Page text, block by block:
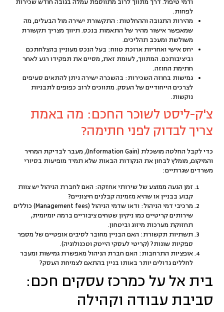
ודמי טיפול. דרך מתווך לרוב מתווספת עמלה בגובה חודש שכירות
לפחות.
מהירות התגובה וההחלטות: התקשורת ישירה מול הבעלים, מה
שמאפשר אישור מהיר של התאמות בנכס. תיווך מצריך תקשורת
משולשת ומעכב תהליכים.
יחס אישי ואחריות ארוכת טווח: בעל הנכס מעוניין בהצלחתכם
וביציבותכם. המתווך, לעומת זאת, מסיים את תפקידו רגע לאחר
חתימת החוזה.
גמישות בחוזה השכירות: בהשכרה ישירה ניתן להתאים סעיפים
לצרכים הייחודיים של העסק. מתווכים לרוב כפופים לתבניות
נוקשות.
צ'ק-ליסט לשוכר החכם: מה באמת
צריך לבדוק לפני חתימה?
כדי לקבל החלטה מושכלת (Information Gain), מעבר לבדיקת המחיר
והמיקום, מומלץ לבחון את הנקודות הבאות שלא תמיד מופיעות בסיורי
משרדים שגרתיים:
זמן הגעה ממוצע של שירותי אחזקה: האם לחברת הניהול יש צוות
קבוע בבניין או שהיא מזמינה קבלנים חיצוניים?
מרכיבי דמי הניהול:
ודאו שדמי הניהול (Management fees) כוללים
שירותים קריטיים כמו ניקיון שטחים ציבוריים ברמה יומיומית,
תחזוקת מערכות מיזוג וביטחון.
תשתיות תקשורת: האם הבניין מחובר לסיבים אופטיים של מספר
ספקיות שונות? (קריטי לעסקי הייטק וטכנולוגיה).
אופציות התרחבות: האם חברת הניהול מאפשרת גמישות ומעבר
לחללים גדולים יותר באותו בניין בהתאם לצמיחת העסק?
בית אל על כמרכז עסקים חכם:
סביבת עבודה וקהילה